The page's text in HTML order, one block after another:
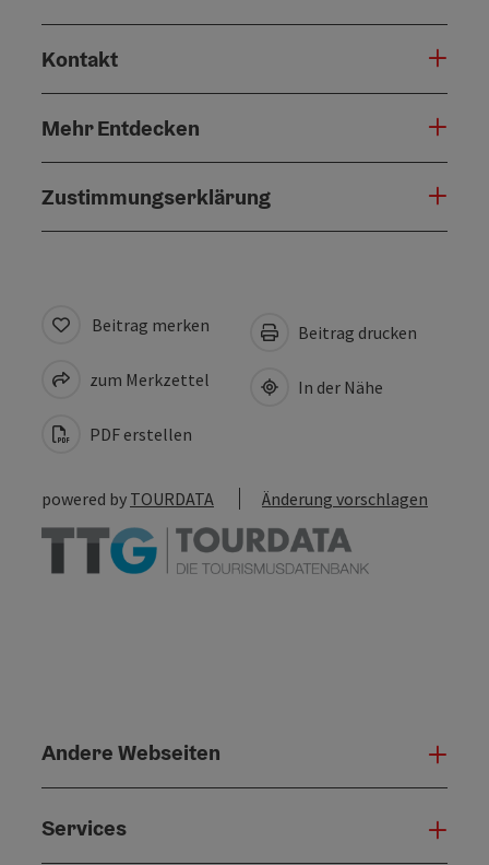
Kontakt
Mehr Entdecken
Zustimmungserklärung
Beitrag merken
zum Merkzettel
PDF erstellen
Beitrag drucken
In der Nähe
powered by TOURDATA Änderung vorschlagen
Andere Webseiten
Services